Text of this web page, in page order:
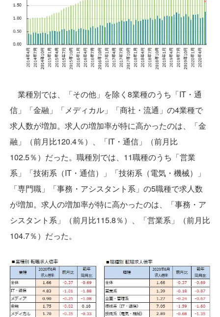
業種別では、「その他」を除く8業種のうち「IT・通
信」「金融」「メディカル」「商社・流通」の4業種で
求人数が増加。求人の増加率が特に高かったのは、「金
融」（前月比120.4％）、「IT・通信」（前月比
102.5％）だった。職種別では、11職種のうち「営業
系」「技術系（IT・通信）」「技術系（電気・機械）」
「専門職」「事務・アシスタント系」の5職種で求人数
が増加。求人の増加率が特に高かったのは、「事務・ア
シスタント系」（前月比115.8％）、「営業系」（前月比
104.7％）だった。